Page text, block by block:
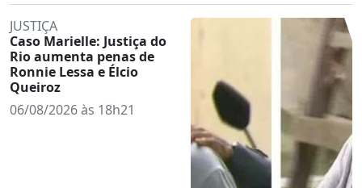
JUSTIÇA
Caso Marielle: Justiça do
Rio aumenta penas de
Ronnie Lessa e Élcio
Queiroz
06/08/2026 às 18h21